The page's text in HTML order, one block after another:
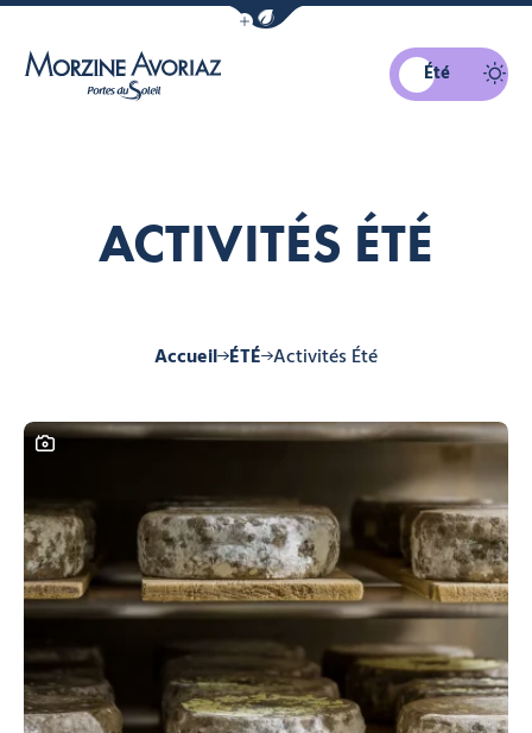
Afficher la barre de navigation du
Été
ACTIVITÉS ÉTÉ
Accueil ÉTÉ Activités Été
Ce contenu contient une galerie photo